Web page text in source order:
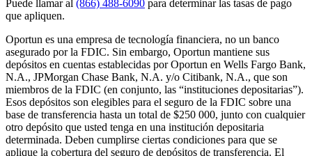
Puede llamar al (866) 488-6090 para determinar las tasas de pago
que apliquen.
Oportun es una empresa de tecnología financiera, no un banco
asegurado por la FDIC. Sin embargo, Oportun mantiene sus
depósitos en cuentas establecidas por Oportun en Wells Fargo Bank,
N.A., JPMorgan Chase Bank, N.A. y/o Citibank, N.A., que son
miembros de la FDIC (en conjunto, las “instituciones depositarias”).
Esos depósitos son elegibles para el seguro de la FDIC sobre una
base de transferencia hasta un total de $250 000, junto con cualquier
otro depósito que usted tenga en una institución depositaria
determinada. Deben cumplirse ciertas condiciones para que se
aplique la cobertura del seguro de depósitos de transferencia. El